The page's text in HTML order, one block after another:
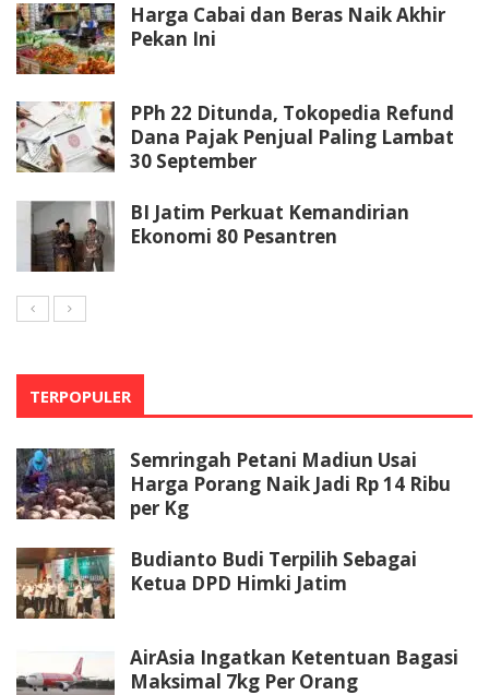
Harga Cabai dan Beras Naik Akhir
Pekan Ini
PPh 22 Ditunda, Tokopedia Refund
Dana Pajak Penjual Paling Lambat
30 September
BI Jatim Perkuat Kemandirian
Ekonomi 80 Pesantren
TERPOPULER
Semringah Petani Madiun Usai
Harga Porang Naik Jadi Rp 14 Ribu
per Kg
Budianto Budi Terpilih Sebagai
Ketua DPD Himki Jatim
AirAsia Ingatkan Ketentuan Bagasi
Maksimal 7kg Per Orang